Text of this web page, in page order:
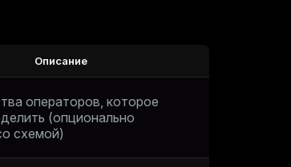
Описание
операторов, которое
(опционально
схемой)